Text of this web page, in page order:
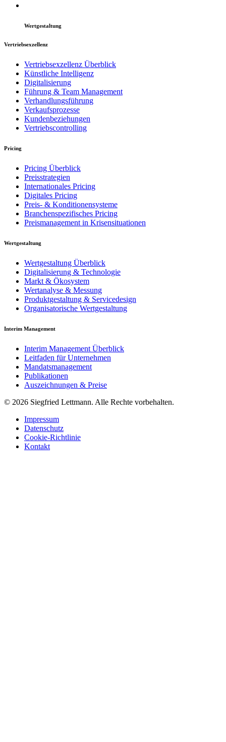
Wertgestaltung
Vertriebsexzellenz
Vertriebsexzellenz Überblick
Künstliche Intelligenz
Digitalisierung
Führung & Team Management
Verhandlungsführung
Verkaufsprozesse
Kundenbeziehungen
Vertriebscontrolling
Pricing
Pricing Überblick
Preisstrategien
Internationales Pricing
Digitales Pricing
Preis- & Konditionensysteme
Branchenspezifisches Pricing
Preismanagement in Krisensituationen
Wertgestaltung
Wertgestaltung Überblick
Digitalisierung & Technologie
Markt & Ökosystem
Wertanalyse & Messung
Produktgestaltung & Servicedesign
Organisatorische Wertgestaltung
Interim Management
Interim Management Überblick
Leitfaden für Unternehmen
Mandatsmanagement
Publikationen
Auszeichnungen & Preise
© 2026 Siegfried Lettmann. Alle Rechte vorbehalten.
Impressum
Datenschutz
Cookie-Richtlinie
Kontakt